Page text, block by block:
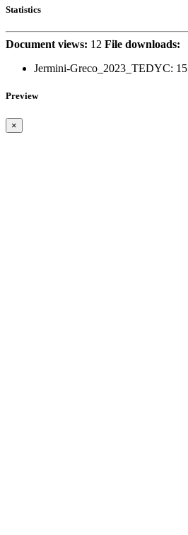
Statistics
Document views: 12 File downloads:
Jermini-Greco_2023_TEDYC: 15
Preview
×